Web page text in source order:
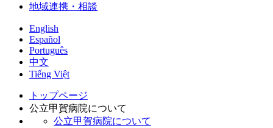
地域連携・相談
English
Español
Português
中文
Tiếng Việt
トップページ
公立甲賀病院について
公立甲賀病院について